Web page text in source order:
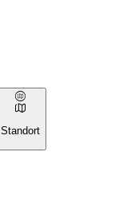
Standort